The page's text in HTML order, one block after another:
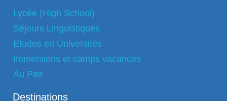
Lycée (High School)
Séjours Linguistiques
Etudes en Universités
Immersions et camps vacances
Au Pair
Destinations